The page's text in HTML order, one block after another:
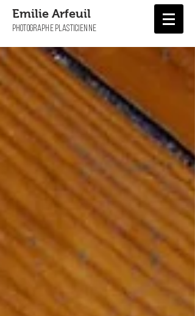
Emilie Arfeuil
PHOTOGRAPHE PLASTICIENNE